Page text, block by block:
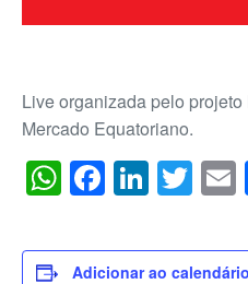
Live organizada pelo
Mercado Equatoriano.
WhatsApp
Adicionar ao calendário